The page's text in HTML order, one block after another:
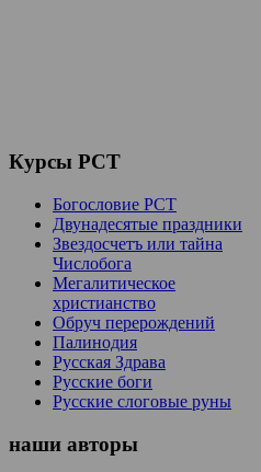
Курсы РСТ
Богословие РСТ
Двунадесятые праздники
Звездосчетъ или тайна
Числобога
Мегалитическое
христианство
Обруч перерождений
Палинодия
Русская Здрава
Русские боги
Русские слоговые руны
наши авторы